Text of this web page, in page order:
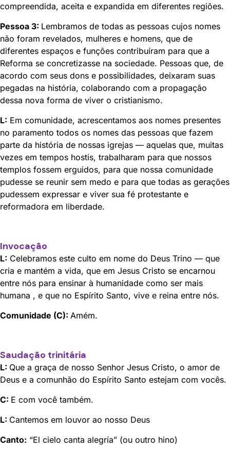
compreendida, aceita e expandida em diferentes regiões.
Pessoa 3: Lembramos de todas as pessoas cujos nomes
não foram revelados, mulheres e homens, que de
diferentes espaços e funções contribuíram para que a
Reforma se concretizasse na sociedade. Pessoas que, de
acordo com seus dons e possibilidades, deixaram suas
pegadas na história, colaborando com a propagação
dessa nova forma de viver o cristianismo.
L: Em comunidade, acrescentamos aos nomes presentes
no paramento todos os nomes das pessoas que fazem
parte da história de nossas igrejas — aquelas que, muitas
vezes em tempos hostis, trabalharam para que nossos
templos fossem erguidos, para que nossa comunidade
pudesse se reunir sem medo e para que todas as gerações
pudessem expressar e viver sua fé protestante e
reformadora em liberdade.
Invocação
L: Celebramos este culto em nome do Deus Trino — que
cria e mantém a vida, que em Jesus Cristo se encarnou
entre nós para ensinar à humanidade como ser mais
humana , e que no Espírito Santo, vive e reina entre nós.
Comunidade (C): Amém.
Saudação trinitária
L: Que a graça de nosso Senhor Jesus Cristo, o amor de
Deus e a comunhão do Espírito Santo estejam com vocês.
C: E com você também.
L: Cantemos em louvor ao nosso Deus
Canto: “El cielo canta alegría” (ou outro hino)